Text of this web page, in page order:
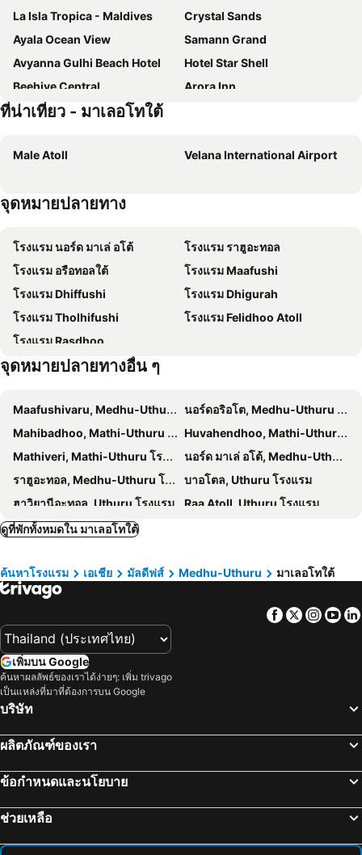
La Isla Tropica - Maldives
Crystal Sands
Ayala Ocean View
Samann Grand
Avyanna Gulhi Beach Hotel
Hotel Star Shell
Beehive Central
Arora Inn
Kue Hotel Maafushi
Arena Beach Hotel
Kaani Palm Beach
Triton Prestige Seaview and Spa
ที่น่าเที่ยว - มาเลอโทใต้
Male Atoll Velana International Airport
จุดหมายปลายทาง
โรงแรม นอร์ด มาเล่ อโต้
โรงแรม ราฮููอะทอล
โรงแรม อรือทอลใต้
โรงแรม Maafushi
โรงแรม Dhiffushi
โรงแรม Dhigurah
โรงแรม Tholhifushi
โรงแรม Felidhoo Atoll
โรงแรม Rasdhoo
จุดหมายปลายทางอื่น ๆ
Maafushivaru, Medhu-Uthuru โรงแรม
นอร์ดอริอโต, Medhu-Uthuru โรงแรม
Mahibadhoo, Mathi-Uthuru โรงแรม
Huvahendhoo, Mathi-Uthuru โรงแรม
Mathiveri, Mathi-Uthuru โรงแรม
นอร์ด มาเล่ อโต้, Medhu-Uthuru โรงแรม
ราฮููอะทอล, Medhu-Uthuru โรงแรม
บาอโตล, Uthuru โรงแรม
ฮาวิยานีอะทอล, Uthuru โรงแรม
Raa Atoll, Uthuru โรงแรม
Dhiffushi, Medhu-Uthuru โรงแรม
Haa Alifu Atoll, Mathi-Uthuru โรงแรม
อรือทอลใต้, Medhu-Uthuru โรงแรม
ดาลูอโทล, Medu โรงแรม
ดูที่พักทั้งหมดใน มาเลอโทใต้
ค้นหาโรงแรม เอเชีย มัลดีฟส์ Medhu-Uthuru มาเลอโทใต้
Facebook
Twitter
เพิ่มบน Google
ค้นหาผลลัพธ์ของเราได้ง่ายๆ: เพิ่ม trivago
เป็นแหล่งที่มาที่ต้องการบน Google
บริษัท
ผลิตภัณฑ์ของเรา
ข้อกำหนดและนโยบาย
ช่วยเหลือ